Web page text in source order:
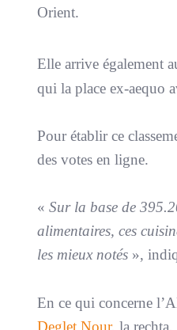
Orient.
Elle arrive également
qui la place ex-aequo
Pour établir ce
des votes en ligne.
« Sur la base de
alimentaires, ces
les mieux notés »,
En ce qui concerne
Deglet Nour, la